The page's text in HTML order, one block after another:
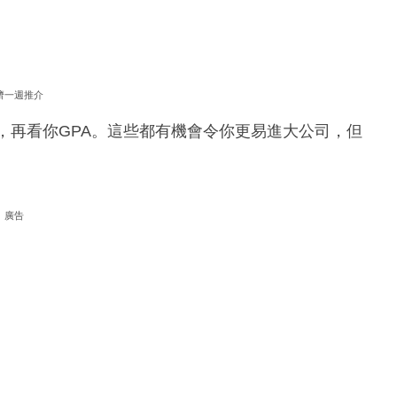
一週推介
看你GPA。這些都有機會令你更易進大公司，但
廣告